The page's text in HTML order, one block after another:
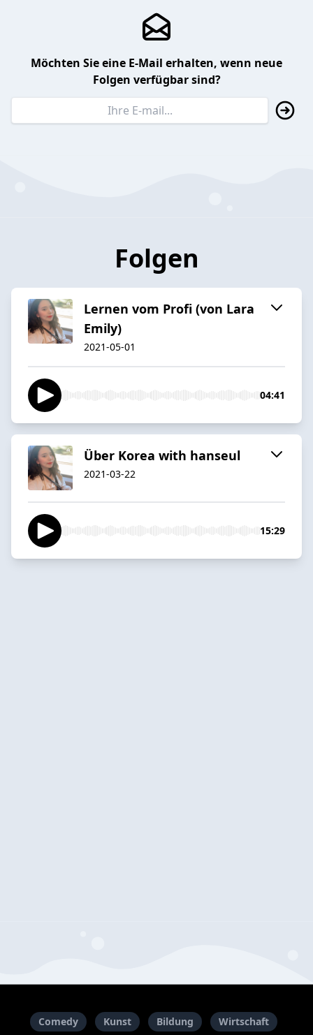
Möchten Sie eine E-Mail erhalten, wenn neue
Folgen verfügbar sind?
Folgen
Lernen vom Profi (von Lara
Emily)
2021-05-01
04:41
Über Korea with hanseul
2021-03-22
15:29
Comedy Kunst Bildung Wirtschaft